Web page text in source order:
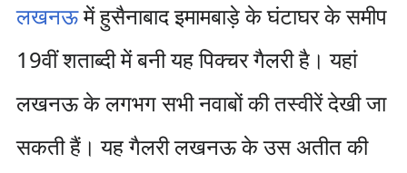
लखनऊमें हुसैनाबाद इमामबाड़े के घंटाघर के समीप
19वीं शताब्दी में बनी यह पिक्चर गैलरी है। यहां
लखनऊ के लगभग सभी नवाबों की तस्वीरें देखी जा
सकती हैं। यह गैलरी लखनऊ के उस अतीत की